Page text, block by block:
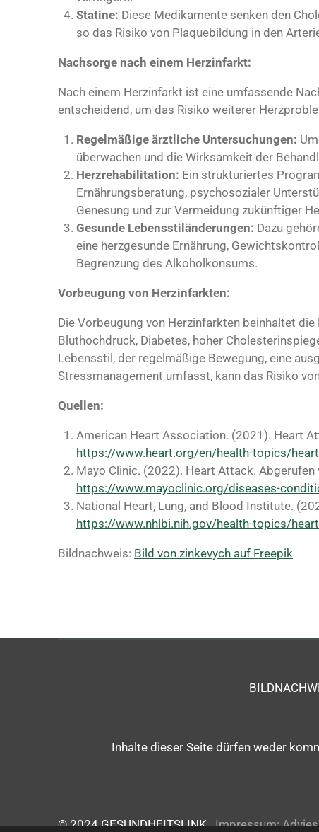
Statine: Diese Medikamente senken den
so das Risiko von Plaquebildung in den
Nachsorge nach einem Herzinfarkt:
Nach einem Herzinfarkt ist eine umfassende
entscheidend, um das Risiko weiterer
Regelmäßige ärztliche Untersuchungen:
überwachen und die Wirksamkeit der
Herzrehabilitation: Ein strukturiertes
Ernährungsberatung, psychosozialer
Genesung und zur Vermeidung zukünftiger
Gesunde Lebensstiländerungen: Dazu
eine herzgesunde Ernährung,
Begrenzung des Alkoholkonsums.
Vorbeugung von Herzinfarkten:
Die Vorbeugung von Herzinfarkten beinhaltet
Bluthochdruck, Diabetes, hoher
Lebensstil, der regelmäßige Bewegung, eine
Stressmanagement umfasst, kann das Risiko
Quellen:
American Heart Association. (2021). Heart
https://www.heart.org/en/health-topics/
Mayo Clinic. (2022). Heart Attack. Abgerufen
https://www.mayoclinic.org/diseases-
National Heart, Lung, and Blood Institute.
https://www.nhlbi.nih.gov/health-topics/
Bildnachweis: Bild von zinkevych auf Freepik
Inhalte dieser Seitedürfen weder
© 2024 GESUNDHEITSLINK Impressum: